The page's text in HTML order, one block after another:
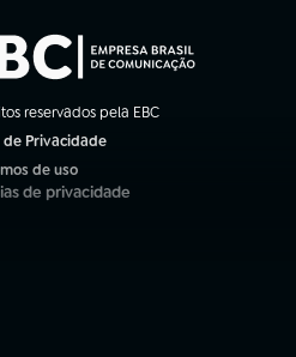
reservados pela EBC
de Privacidade
de uso
em nova aba)
de privacidade